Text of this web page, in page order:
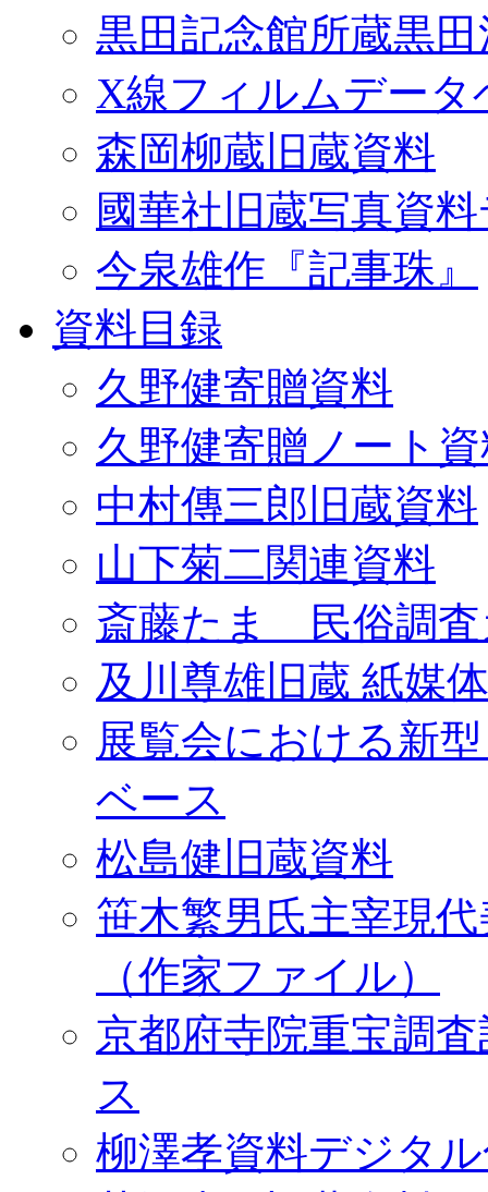
黒田記念館所蔵黒
X線フィルムデータ
森岡柳蔵旧蔵資料
國華社旧蔵写真資
今泉雄作『記事珠』
資料目録
久野健寄贈資料
久野健寄贈ノート
中村傳三郎旧蔵資料
山下菊二関連資料
斎藤たま 民俗調査
及川尊雄旧蔵 紙媒
展覧会における新
ベース
松島健旧蔵資料
笹木繁男氏主宰現
（作家ファイル）
京都府寺院重宝調
ス
柳澤孝資料デジタ